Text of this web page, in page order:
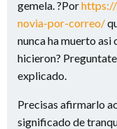
gemela. ?Por
novia-por-correo/
nunca ha muerto
hicieron?
explicado.
Precisas afirmarlo
significado de